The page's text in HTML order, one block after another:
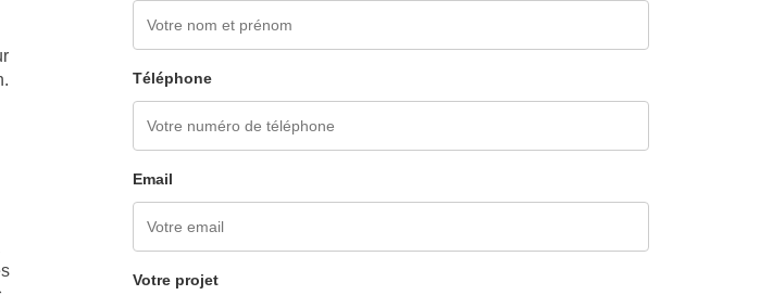
Téléphone
Email
Votre projet